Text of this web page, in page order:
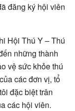
đăng ký hội viên
Hội Thú Y – Thú
những thành
vệ sức khỏe thú
các đơn vị, tổ
đặc biệt trân
các hội viên.